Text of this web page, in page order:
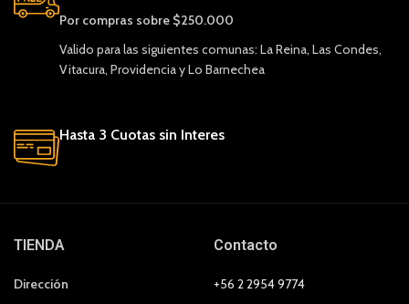
Por compras sobre $250.000
Valido para las siguientes comunas: La Reina, Las Condes,
Vitacura, Providencia y Lo Barnechea
Hasta 3 Cuotas sin Interes
TIENDA
Dirección
Contacto
+56 2 2954 9774